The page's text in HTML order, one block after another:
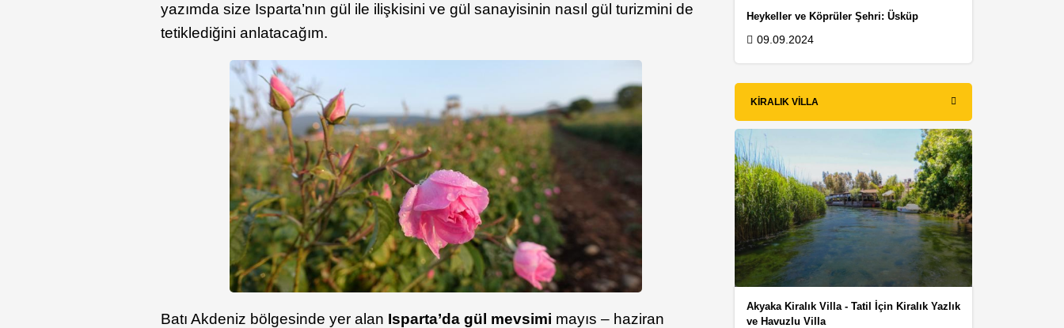
yazımda size Isparta’nın gül ile ilişkisini ve gül sanayisinin nasıl gül turizmini de
tetiklediğini anlatacağım.
Batı Akdeniz bölgesinde yer alan Isparta’da gül mevsimi mayıs – haziran
Heykeller ve Köprüler Şehri: Üsküp
09.09.2024
KIRALIK VILLA
Akyaka Kiralık Villa - Tatil İçin Kiralık Yazlık
ve Havuzlu Villa